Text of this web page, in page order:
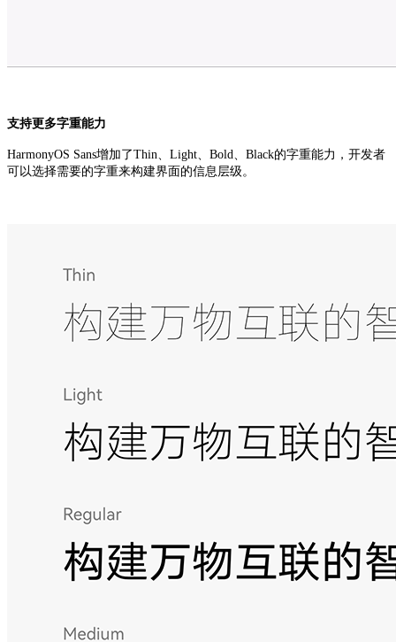
支持更多字重能力
HarmonyOS Sans增加了Thin、Light、Bold、Black的字重能力，开发者
可以选择需要的字重来构建界面的信息层级。